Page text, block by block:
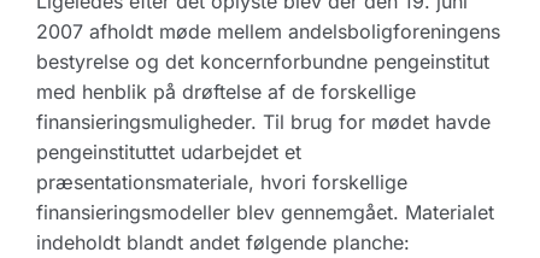
2007 afholdt møde mellem andelsboligforeningens
bestyrelse og det koncernforbundne pengeinstitut
med henblik på drøftelse af de forskellige
finansieringsmuligheder. Til brug for mødet havde
pengeinstituttet udarbejdet et
præsentationsmateriale, hvori forskellige
finansieringsmodeller blev gennemgået. Materialet
indeholdt blandt andet følgende planche: